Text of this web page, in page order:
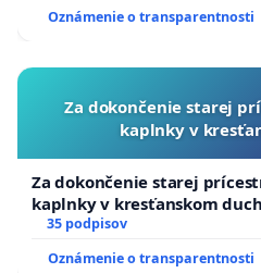
Oznámenie o transparentnosti
Za dokončenie starej
kaplnky v
Za dokončenie starej
kaplnky v kresťanskom
35 podpisov
Oznámenie o transparentnosti